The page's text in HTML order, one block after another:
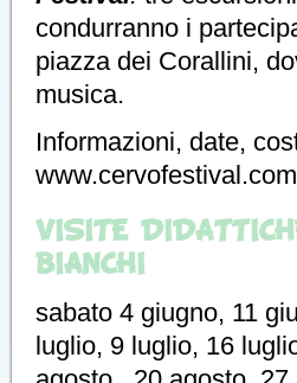
condurranno i
piazza dei Corallini,
musica.
Informazioni, date,
www.cervofestival.com
VISITE
BIANCHI
sabato 4 giugno, 11
luglio, 9 luglio, 16